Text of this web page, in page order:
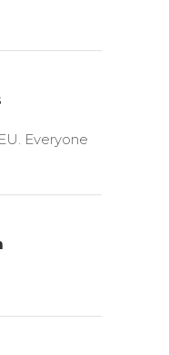
Everyone